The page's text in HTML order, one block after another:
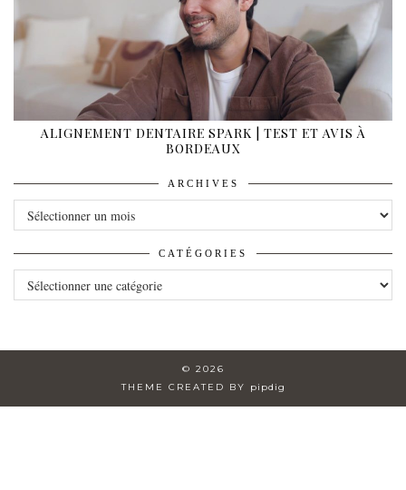
ALIGNEMENT DENTAIRE SPARK | TEST ET AVIS À
BORDEAUX
ARCHIVES
ARCHIVES
CATÉGORIES
CATÉGORIES
© 2026
THEME CREATED BY
pipdig